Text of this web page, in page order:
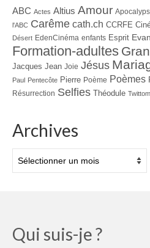
ABC Actes Altius Amour
l'ABC Carême cath.ch CCRFE
Désert EdenCinéma enfants Esprit
Formation-adultes
Jacques Jean Joie Jésus
Paul Pentecôte Pierre Poème Poèmes
Résurrection Selfies Théodule
Archives
Qui suis-je ?